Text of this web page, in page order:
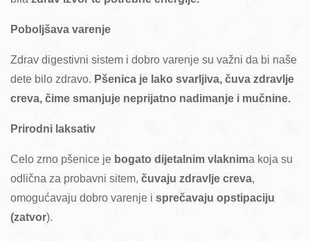
Poboljšava varenje
Zdrav digestivni sistem i dobro varenje su važni da bi naše
dete bilo zdravo. Pšenica je lako svarljiva, čuva zdravlje
creva, čime smanjuje neprijatno nadimanje i mučnine.
Prirodni laksativ
Celo zrno pšenice je bogato dijetalnim vlaknima koja su
odlična za probavni sitem, čuvaju zdravlje creva,
omogućavaju dobro varenje i sprečavaju opstipaciju
(zatvor).